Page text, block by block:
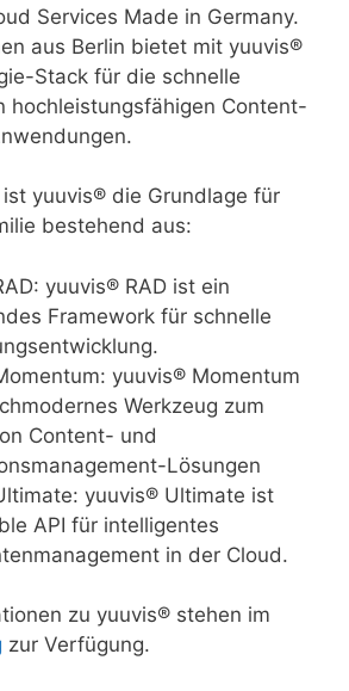
Services Made in Germany.
aus Berlin bietet mit yuuvis®
Stack für die schnelle
hochleistungsfähigen Content-
yuuvis® die Grundlage für
bestehend aus:
yuuvis® RAD ist ein
Framework für schnelle
yuuvis® Momentum
Werkzeug zum
Content- und
Lösungen
yuuvis® Ultimate ist
API für intelligentes
in der Cloud.
zu yuuvis® stehen im
zur Verfügung.